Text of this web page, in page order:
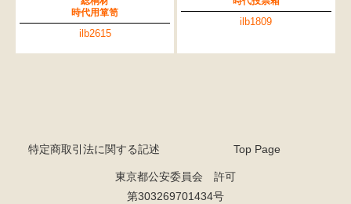
時代用箪笥
ilb2615
ilb1809
特定商取引法に関する記述 Top Page
東京都公安委員会 許可
第303269701434号